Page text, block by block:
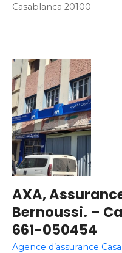
Casablanca 20100
AXA,
Bernoussi. –
661-050454
Agence d’assurance